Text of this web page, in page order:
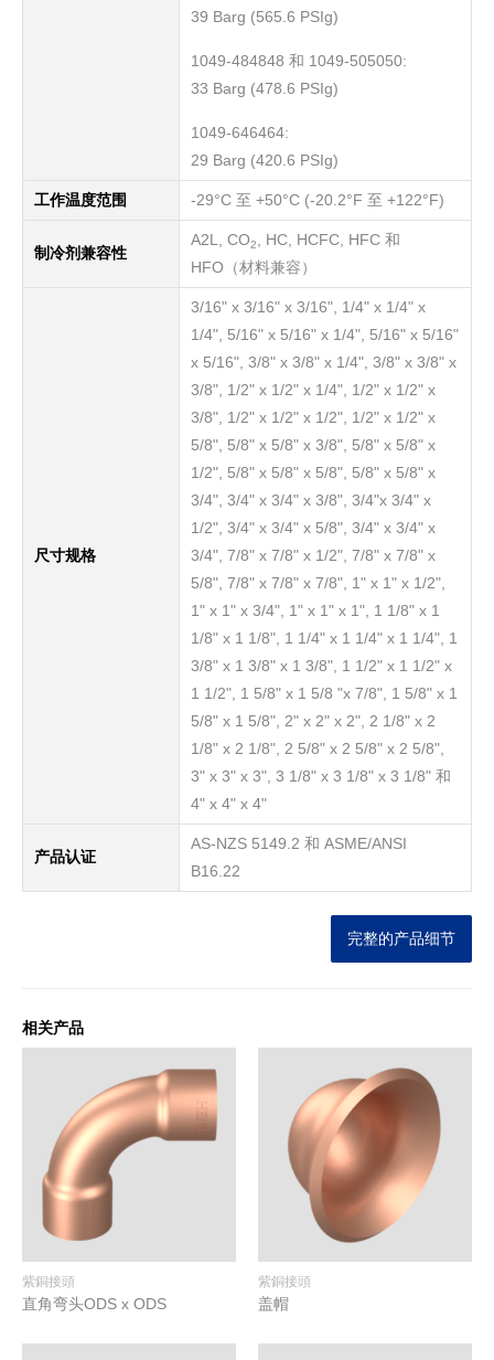
39 Barg (565.6 PSIg)
1049-484848 和 1049-505050:
33 Barg (478.6 PSIg)
1049-646464:
29 Barg (420.6 PSIg)
工作温度范围 -29°C 至 +50°C (-20.2°F 至 +122°F)
制冷剂兼容性
A2L, CO2, HC, HCFC, HFC 和
HFO（材料兼容）
尺寸规格
3/16" x 3/16" x 3/16", 1/4" x 1/4" x
1/4", 5/16" x 5/16" x 1/4", 5/16" x 5/16"
x 5/16", 3/8" x 3/8" x 1/4", 3/8" x 3/8" x
3/8", 1/2" x 1/2" x 1/4", 1/2" x 1/2" x
3/8", 1/2" x 1/2" x 1/2", 1/2" x 1/2" x
5/8", 5/8" x 5/8" x 3/8", 5/8" x 5/8" x
1/2", 5/8" x 5/8" x 5/8", 5/8" x 5/8" x
3/4", 3/4" x 3/4" x 3/8", 3/4"x 3/4" x
1/2", 3/4" x 3/4" x 5/8", 3/4" x 3/4" x
3/4", 7/8" x 7/8" x 1/2", 7/8" x 7/8" x
5/8", 7/8" x 7/8" x 7/8", 1" x 1" x 1/2",
1" x 1" x 3/4", 1" x 1" x 1", 1 1/8" x 1
1/8" x 1 1/8", 1 1/4" x 1 1/4" x 1 1/4", 1
3/8" x 1 3/8" x 1 3/8", 1 1/2" x 1 1/2" x
1 1/2", 1 5/8" x 1 5/8 "x 7/8", 1 5/8" x 1
5/8" x 1 5/8", 2" x 2" x 2", 2 1/8" x 2
1/8" x 2 1/8", 2 5/8" x 2 5/8" x 2 5/8",
3" x 3" x 3", 3 1/8" x 3 1/8" x 3 1/8" 和
4" x 4" x 4"
产品认证
AS-NZS 5149.2 和 ASME/ANSI
B16.22
完整的产品细节
相关产品
紫銅接頭
直角弯头ODS x ODS
紫銅接頭
盖帽